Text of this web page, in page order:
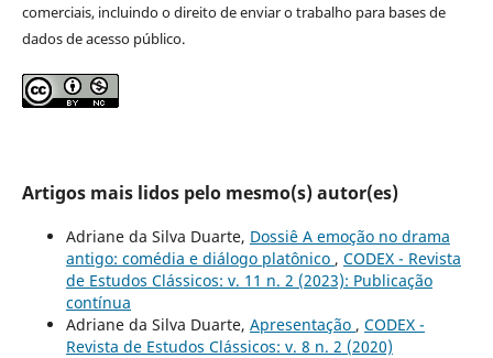
comerciais, incluindo o direito de enviar o trabalho para bases de
dados de acesso público.
Artigos mais lidos pelo mesmo(s) autor(es)
Adriane da Silva Duarte, Dossiê A emoção no drama
antigo: comédia e diálogo platônico , CODEX - Revista
de Estudos Clássicos: v. 11 n. 2 (2023): Publicação
contínua
Adriane da Silva Duarte, Apresentação , CODEX -
Revista de Estudos Clássicos: v. 8 n. 2 (2020)